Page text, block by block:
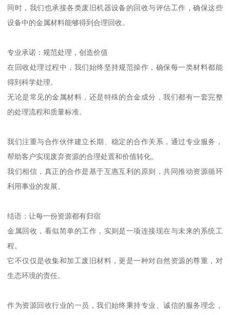
同时，我们也承接各类废旧机器设备的回收与评估工作，确保这些
设备中的金属材料能够得到合理回收。
专业承诺：规范处理，创造价值
在回收处理过程中，我们始终坚持规范操作，确保每一类材料都能
得到科学处理。
无论是常见的金属材料，还是特殊的合金成分，我们都有一套完整
的处理流程和质量标准。
我们注重与合作伙伴建立长期、稳定的合作关系，通过专业服务，
帮助客户实现废弃资源的合理处置和价值转化。
我们相信，真正的合作是基于互惠互利的原则，共同推动资源循环
利用事业的发展。
结语：让每一份资源都有归宿
金属回收，看似简单的工作，实则是一项连接现在与未来的系统工
程。
它不仅仅是收集和加工废旧材料，更是一种对自然资源的尊重，对
生态环境的责任。
作为资源回收行业的一员，我们始终秉持专业、诚信的服务理念，